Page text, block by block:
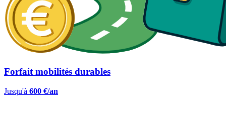
Forfait mobilités durables
Jusqu'à 600 €/an